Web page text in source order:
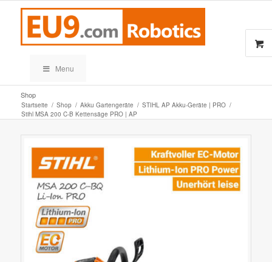
Menu
Shop
Startseite / Shop / Akku Gartengeräte / STIHL AP Akku-Geräte | PRO /
Stihl MSA 200 C-B Kettensäge PRO | AP